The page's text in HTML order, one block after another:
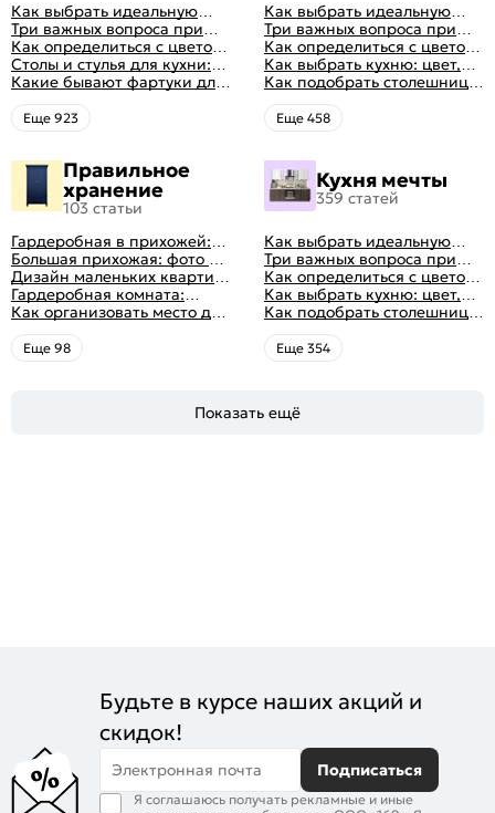
Как выбрать идеальную
планировку для кухни
Три важных вопроса при
выборе кухни: готовка,
посуда, комфорт
Как определиться с цветом
кухни: светлые, темные,
яркие
Столы и стулья для кухни:
советы по выбору
Какие бывают фартуки для
кухни: как правильно
выбрать
Eще 923
Как выбрать идеальную
планировку для кухни
Три важных вопроса при
выборе кухни: готовка,
посуда, комфорт
Как определиться с цветом
кухни: светлые, темные,
яркие
Как выбрать кухню: цвет,
планировка, аксессуары
Как подобрать столешницу
для кухни по цвету
Eще 458
Правильное
хранение
103 статьи
Гардеробная в прихожей:
виды, фото в интерьере,
идеи дизайна
Большая прихожая: фото с
функциональным
распределением дизайна
Дизайн маленьких квартир:
10 идей для дизайна
интерьера с фото
Гардеробная комната:
дизайн, планировка, советы
по обустройству,
распространенные ошибки
Как организовать место для
хранения на балконе
Eще 98
Кухня мечты
359 статей
Как выбрать идеальную
планировку для кухни
Три важных вопроса при
выборе кухни: готовка,
посуда, комфорт
Как определиться с цветом
кухни: светлые, темные,
яркие
Как выбрать кухню: цвет,
планировка, аксессуары
Как подобрать столешницу
для кухни по цвету
Eще 354
Показать ещё
Будьте в курсе наших акций и
скидок!
Электронная почта Подписаться
Я соглашаюсь получать рекламные и иные